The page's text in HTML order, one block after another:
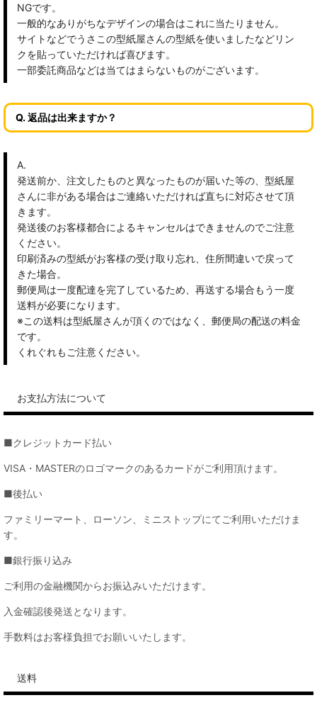
NGです。
一般的なありがちなデザインの場合はこれに当たりません。
サイトなどでうさこの型紙屋さんの型紙を使いましたなどリン
クを貼っていただければ喜びます。
一部委託商品などは当てはまらないものがございます。
Q. 返品は出来ますか？
A.
発送前か、注文したものと異なったものが届いた等の、型紙屋
さんに非がある場合はご連絡いただければ直ちに対応させて頂
きます。
発送後のお客様都合によるキャンセルはできませんのでご注意
ください。
印刷済みの型紙がお客様の受け取り忘れ、住所間違いで戻って
きた場合。
郵便局は一度配達を完了しているため、再送する場合もう一度
送料が必要になります。
※この送料は型紙屋さんが頂くのではなく、郵便局の配送の料金
です。
くれぐれもご注意ください。
お支払方法について
■クレジットカード払い
VISA・MASTERのロゴマークのあるカードがご利用頂けます。
■後払い
ファミリーマート、ローソン、ミニストップにてご利用いただけま
す。
■銀行振り込み
ご利用の金融機関からお振込みいただけます。
入金確認後発送となります。
手数料はお客様負担でお願いいたします。
送料